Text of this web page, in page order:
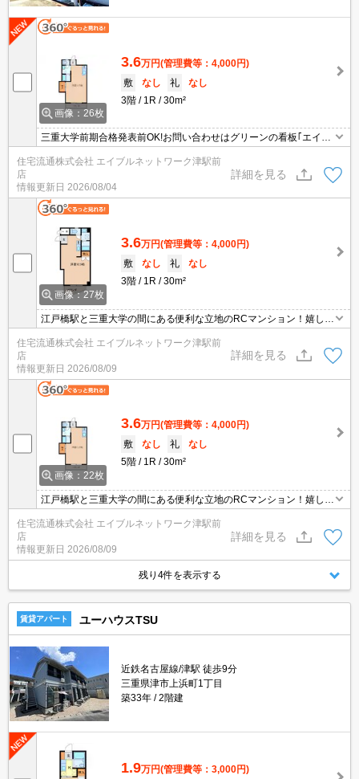
画像：26枚
3.6万円(管理費等：4,000円)
敷
なし 礼
なし
3階
1R 30m²
三重大学前期合格発表前OK!お問い合わせはグリーンの看板｢エイブ
ンション。
住宅流通株式会社 エイブルネットワーク津駅前
店
情報更新日 2026/08/04
詳細を見る
画像：27枚
3.6万円(管理費等：4,000円)
敷
なし 礼
なし
3階
1R 30m²
江戸橋駅と三重大学の間にある便利な立地のRCマンション！嬉しい
ALL電化です。
住宅流通株式会社 エイブルネットワーク津駅前
店
情報更新日 2026/08/09
詳細を見る
画像：22枚
3.6万円(管理費等：4,000円)
敷
なし 礼
なし
5階
1R 30m²
江戸橋駅と三重大学の間にある便利な立地のRCマンション！嬉しい
ALL電化です。
住宅流通株式会社 エイブルネットワーク津駅前
店
情報更新日 2026/08/09
詳細を見る
残り4件を表示する
賃貸アパート ユーハウスTSU
近鉄名古屋線/津駅 徒歩9分
三重県津市上浜町1丁目
築33年
2階建
1.9万円(管理費等：3,000円)